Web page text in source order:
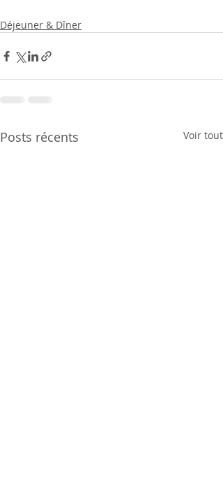
Déjeuner & Dîner
Posts récents Voir tout